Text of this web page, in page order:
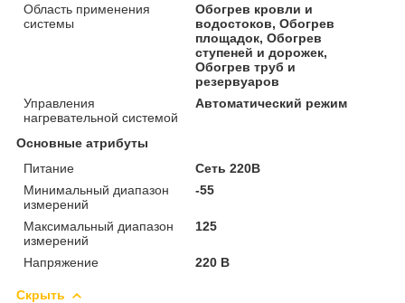
Область применения
системы
Обогрев кровли и
водостоков, Обогрев
площадок, Обогрев
ступеней и дорожек,
Обогрев труб и
резервуаров
Управления
нагревательной системой
Автоматический режим
Основные атрибуты
Питание
Сеть 220В
Минимальный диапазон
измерений
-55
Максимальный диапазон
измерений
125
Напряжение 220 В
Скрыть